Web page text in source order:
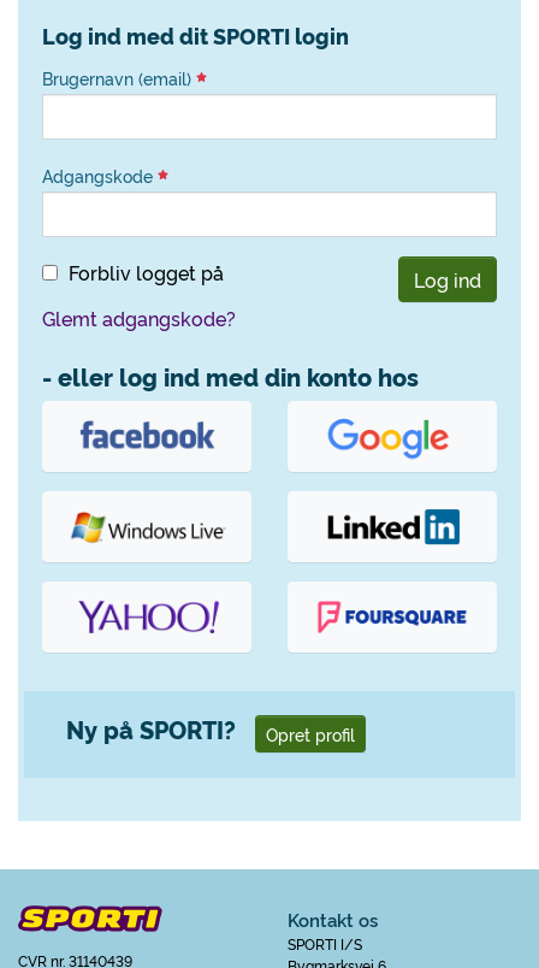
Log ind med dit SPORTI login
Brugernavn (email)
Adgangskode
Forbliv logget på
Log ind
Glemt adgangskode?
- eller log ind med din konto hos
Ny på SPORTI? Opret profil
CVR nr. 31140439
Kontakt os
SPORTI I/S